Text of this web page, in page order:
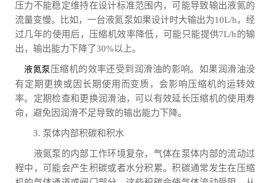
压力不能稳定维持在设计标准范围内，可能导致输出液氮的
流量变慢。比如，一台液氮泵如果设计时大输出为10L/h，经
过几年的使用后，压缩机效率降低，可能只能提供7L/h的输
出，输出能力下降了30%以上。
液氮泵 压缩机的效率还受到润滑油的影响。如果润滑油没
有定期更换或因长期使用而变质，会影响压缩机的运转效
率。定期检查和更换润滑油，可以有效延长压缩机的使用寿
命，避免因润滑不足导致的输出能力下降。
3. 泵体内部积碳和积水
液氮泵的内部工作环境复杂，气体在泵体内部的流动过
程中，可能会产生积碳或者水分积累。积碳通常发生在压缩